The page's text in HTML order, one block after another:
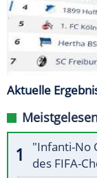
Aktuelle
"Infanti-No
des FIFA-